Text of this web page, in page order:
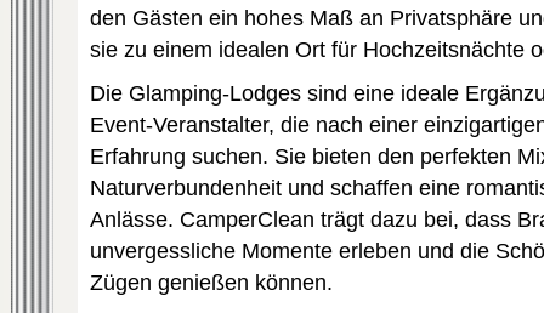
den Gästen ein hohes Maß an Privatsphäre
sie zu einem idealen Ort für Hochzeitsnächte
Die Glamping-Lodges sind eine ideale
Event-Veranstalter, die nach einer
Erfahrung suchen. Sie bieten den perfekten
Naturverbundenheit und schaffen eine
Anlässe. CamperClean trägt dazu bei, dass
unvergessliche Momente erleben und die
Zügen genießen können.